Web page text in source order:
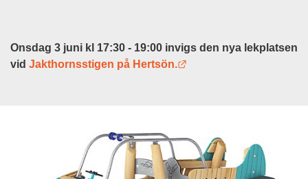
Onsdag 3 juni kl 17:30 - 19:00 invigs den nya lekplatsen
vid Jakthornsstigen på Hertsön.